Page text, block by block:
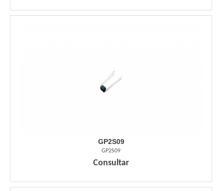
GP2S09
GP2S09
Consultar